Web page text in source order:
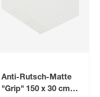
Anti-Rutsch-Matte
"Grip" 150 x 30 cm